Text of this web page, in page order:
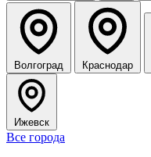
Волгоград Краснодар
Ижевск
Все города